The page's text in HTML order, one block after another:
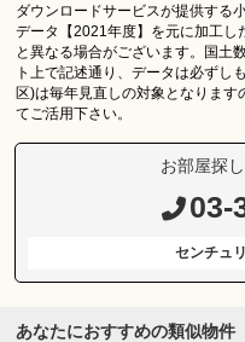
ダウンロードサービスが提供する
データ【2021年度】を元に加工し
と異なる場合がございます。国土
ト上で記述通り、データは必ずし
区)は毎年見直しの対象となりま
てご活用下さい。
お部屋探
03-
センチュ
あなたにおすすめの類似物件